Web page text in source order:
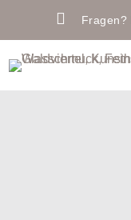
 Fragen?